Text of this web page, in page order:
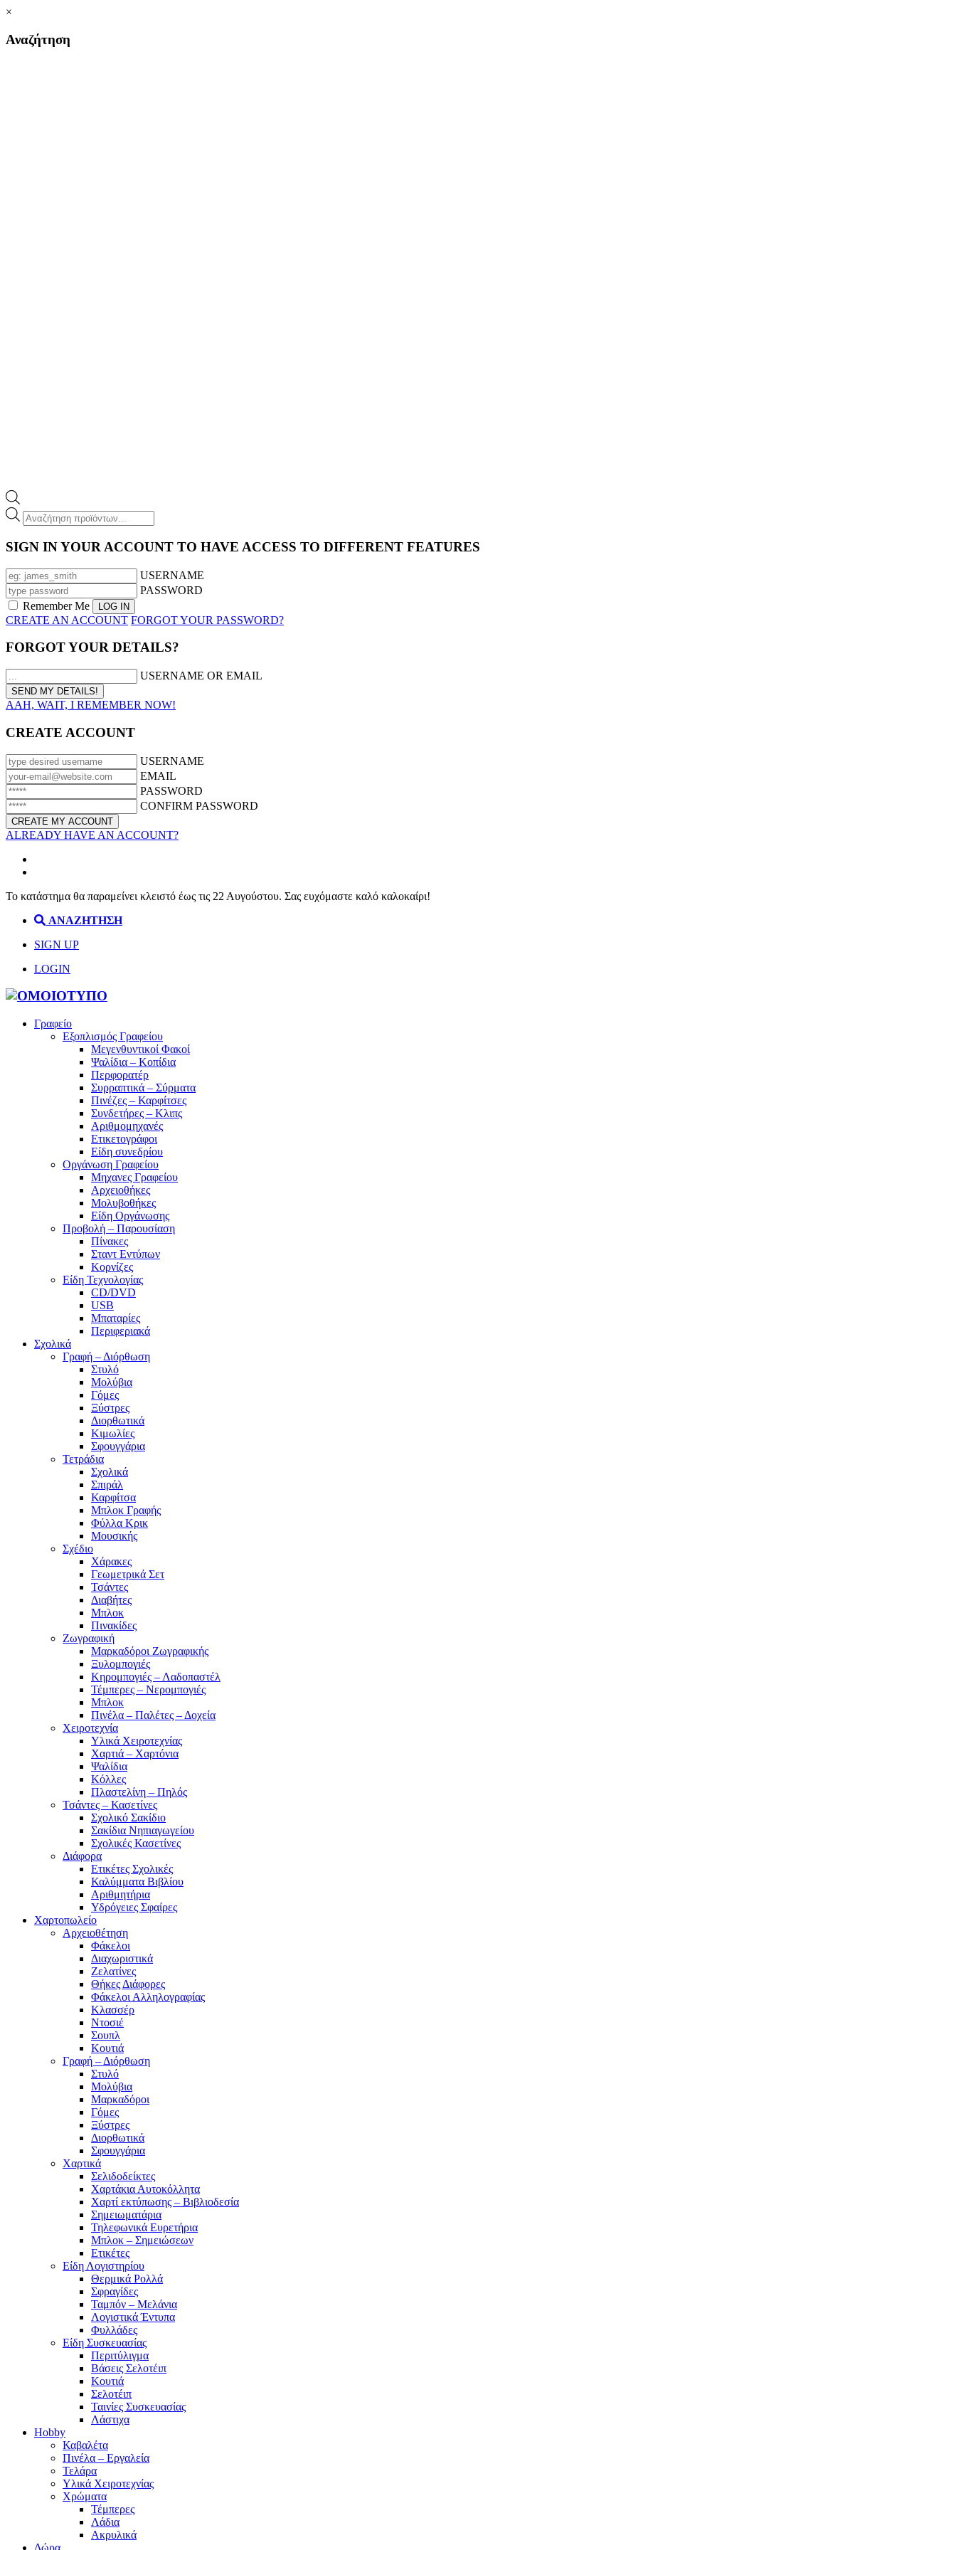
×
Αναζήτηση
Products
search
SIGN IN YOUR ACCOUNT TO HAVE ACCESS TO DIFFERENT FEATURES
USERNAME
PASSWORD
Remember Me
CREATE AN ACCOUNT FORGOT YOUR PASSWORD?
FORGOT YOUR DETAILS?
USERNAME OR EMAIL
AAH, WAIT, I REMEMBER NOW!
CREATE ACCOUNT
USERNAME
EMAIL
PASSWORD
CONFIRM PASSWORD
ALREADY HAVE AN ACCOUNT?
Το κατάστημα θα παραμείνει κλειστό έως τις 22 Αυγούστου. Σας ευχόμαστε καλό καλοκαίρι!
ΑΝΑΖΗΤΗΣΗ
SIGN UP
LOGIN
Γραφείο
Εξοπλισμός Γραφείου
Μεγενθυντικοί Φακοί
Ψαλίδια – Κοπίδια
Περφορατέρ
Συρραπτικά – Σύρματα
Πινέζες – Καρφίτσες
Συνδετήρες – Κλιπς
Αριθμομηχανές
Ετικετογράφοι
Είδη συνεδρίου
Οργάνωση Γραφείου
Μηχανες Γραφείου
Αρχειοθήκες
Μολυβοθήκες
Είδη Οργάνωσης
Προβολή – Παρουσίαση
Πίνακες
Σταντ Εντύπων
Κορνίζες
Είδη Τεχνολογίας
CD/DVD
USB
Μπαταρίες
Περιφεριακά
Σχολικά
Γραφή – Διόρθωση
Στυλό
Μολύβια
Γόμες
Ξύστρες
Διορθωτικά
Κιμωλίες
Σφουγγάρια
Τετράδια
Σχολικά
Σπιράλ
Καρφίτσα
Μπλοκ Γραφής
Φύλλα Κρικ
Μουσικής
Σχέδιο
Χάρακες
Γεωμετρικά Σετ
Τσάντες
Διαβήτες
Μπλοκ
Πινακίδες
Ζωγραφική
Μαρκαδόροι Ζωγραφικής
Ξυλομπογιές
Κηρομπογιές – Λαδοπαστέλ
Τέμπερες – Νερομπογιές
Μπλοκ
Πινέλα – Παλέτες – Δοχεία
Χειροτεχνία
Υλικά Χειροτεχνίας
Χαρτιά – Χαρτόνια
Ψαλίδια
Κόλλες
Πλαστελίνη – Πηλός
Τσάντες – Κασετίνες
Σχολικό Σακίδιο
Σακίδια Νηπιαγωγείου
Σχολικές Κασετίνες
Διάφορα
Ετικέτες Σχολικές
Καλύμματα Βιβλίου
Αριθμητήρια
Υδρόγειες Σφαίρες
Χαρτοπωλείο
Αρχειοθέτηση
Φάκελοι
Διαχωριστικά
Ζελατίνες
Θήκες Διάφορες
Φάκελοι Αλληλογραφίας
Κλασσέρ
Ντοσιέ
Σουπλ
Κουτιά
Γραφή – Διόρθωση
Στυλό
Μολύβια
Μαρκαδόροι
Γόμες
Ξύστρες
Διορθωτικά
Σφουγγάρια
Χαρτικά
Σελιδοδείκτες
Χαρτάκια Αυτοκόλλητα
Χαρτί εκτύπωσης – Βιβλιοδεσία
Σημειωματάρια
Τηλεφωνικά Ευρετήρια
Μπλοκ – Σημειώσεων
Ετικέτες
Είδη Λογιστηρίου
Θερμικά Ρολλά
Σφραγίδες
Ταμπόν – Μελάνια
Λογιστικά Έντυπα
Φυλλάδες
Είδη Συσκευασίας
Περιτύλιγμα
Βάσεις Σελοτέιπ
Κουτιά
Σελοτέιπ
Ταινίες Συσκευασίας
Λάστιχα
Hobby
Καβαλέτα
Πινέλα – Εργαλεία
Τελάρα
Υλικά Χειροτεχνίας
Χρώματα
Τέμπερες
Λάδια
Ακρυλικά
Δώρα